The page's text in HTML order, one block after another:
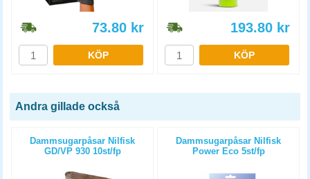
73.80 kr
KÖP
193.80 kr
KÖP
Andra gillade också
Dammsugarpåsar Nilfisk
GD/VP 930 10st/fp
Dammsugarpåsar Nilfisk
Power Eco 5st/fp